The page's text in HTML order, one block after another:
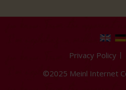
Privacy Policy
©2025 Meinl Internet